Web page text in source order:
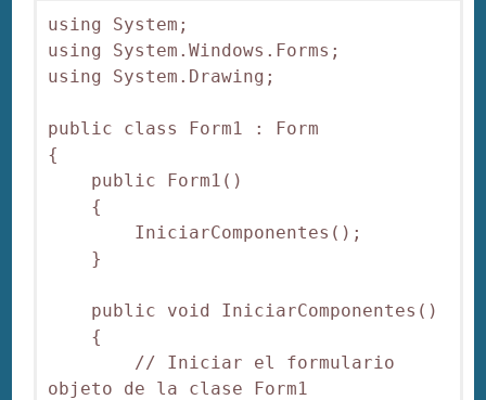
using System;
using System.Windows.Forms;
using System.Drawing;
public class Form1 : Form
{
public Form1()
{
IniciarComponentes();
}
public void IniciarComponentes()
{
// Iniciar el formulario
objeto de la clase Form1